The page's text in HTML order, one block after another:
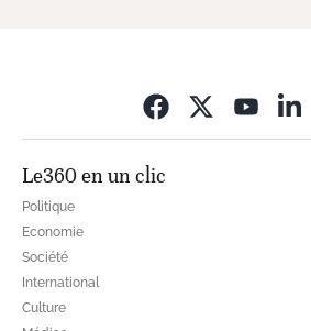
Le360 en un clic
Politique
Economie
Société
International
Culture